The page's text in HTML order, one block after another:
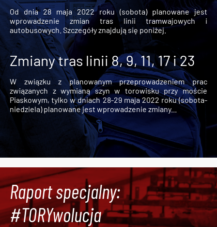
Od dnia 28 maja 2022 roku (sobota) planowane jest
wprowadzenie zmian tras linii tramwajowych i
autobusowych. Szczegóły znajdują się poniżej.
Zmiany tras linii 8, 9, 11, 17 i 23
W związku z planowanym przeprowadzeniem prac
związanych z wymianą szyn w torowisku przy moście
Piaskowym, tylko w dniach 28-29 maja 2022 roku (sobota-
niedziela) planowane jest wprowadzenie zmiany...
Raport specjalny:
#TORYwolucja